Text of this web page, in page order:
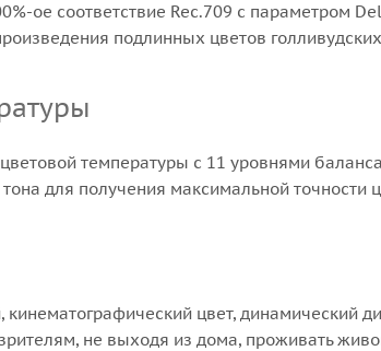
ое соответствие Rec.709 с параметром
подлинных цветов
температуры с 11 уровнями
для получения максимальной точности
цвет, динамический
не выходя из дома, проживать